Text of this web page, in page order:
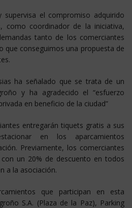
supervisa el compromiso adquirido
como coordinador de la iniciativa,
tanto de los comerciantes
que conseguimos una propuesta de
ha señalado que se trata de un
y ha agradecido el “esfuerzo
en beneficio de la ciudad”
entregarán tiquets gratis a sus
en los aparcamientos
Previamente, los comerciantes
un 20% de descuento en todos
a la asociación.
que participan en esta
S.A. (Plaza de la Paz), Parking